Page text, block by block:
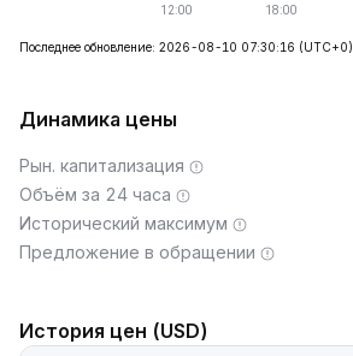
Последнее обновление: 2026-08-10 07:30:16 (UTC+0)
Динамика цены
Рын. капитализация
Объём за 24 часа
Исторический максимум
Предложение в обращении
История цен (USD)